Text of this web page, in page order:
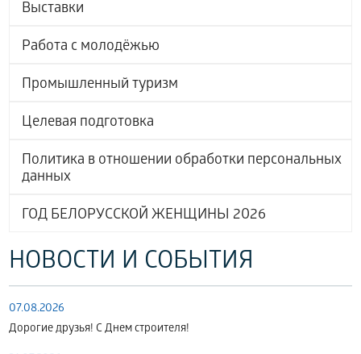
Выставки
Работа с молодёжью
Промышленный туризм
Целевая подготовка
Политика в отношении обработки персональных
данных
ГОД БЕЛОРУССКОЙ ЖЕНЩИНЫ 2026
НОВОСТИ И СОБЫТИЯ
07.08.2026
Дорогие друзья! С Днем строителя!